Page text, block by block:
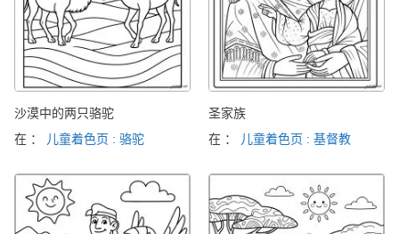
沙漠中的两只骆驼
在 ：
儿童着色页 : 骆驼
圣家族
在 ：
儿童着色页 : 基督教